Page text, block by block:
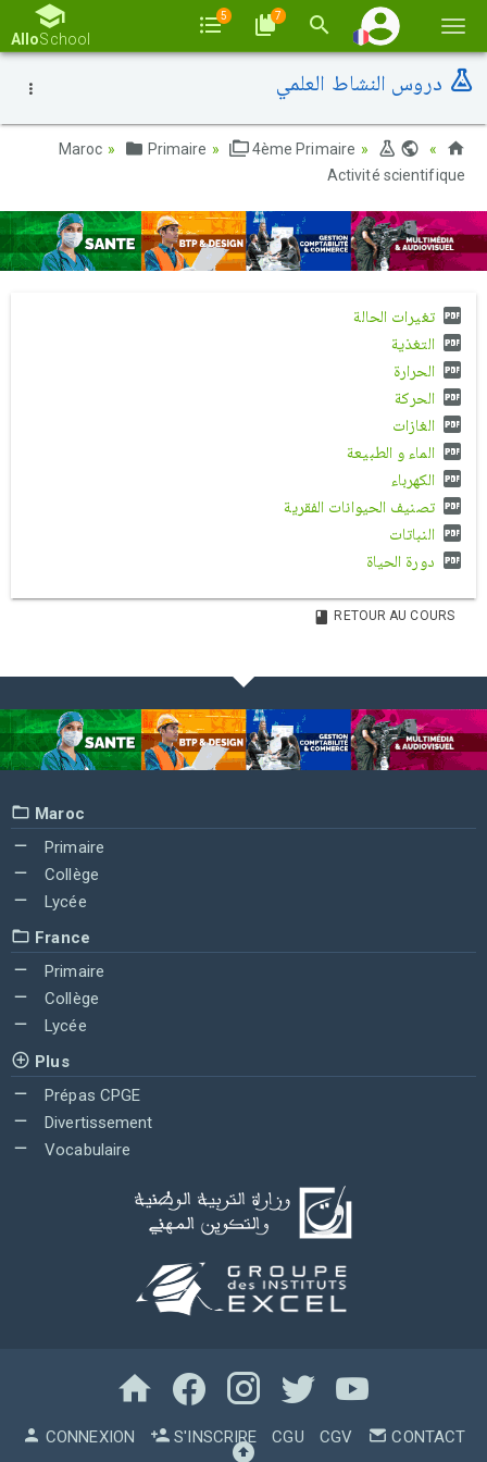
la
AlloSchool
5 7
دروس النشاط العلمي
Primaire
4ème Primaire
Activité scientifique
تغيرات الحالة
التغذية
الحرارة
الحركة
الغازات
الماء و الطبيعة
الكهرباء
تصنيف الحيوانات الفقرية
النباتات
دورة الحياة
RETOUR AU COURS
Maroc
Primaire
Collège
Lycée
France
Primaire
Collège
Lycée
Plus
Prépas CPGE
Divertissement
Vocabulaire
CONNEXION S'INSCRIRE CGU CGV CONTACT